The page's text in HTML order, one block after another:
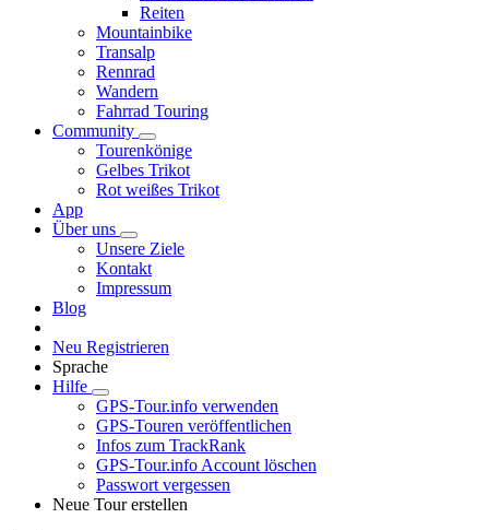
Reiten
Mountainbike
Transalp
Rennrad
Wandern
Fahrrad Touring
Community
Tourenkönige
Gelbes Trikot
Rot weißes Trikot
App
Über uns
Unsere Ziele
Kontakt
Impressum
Blog
Neu Registrieren
Sprache
Hilfe
GPS-Tour.info verwenden
GPS-Touren veröffentlichen
Infos zum TrackRank
GPS-Tour.info Account löschen
Passwort vergessen
Neue Tour erstellen